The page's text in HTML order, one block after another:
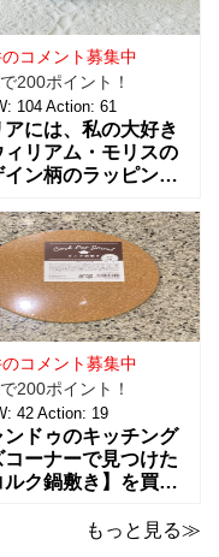
コメント募集中
200ポイント！
104 Action: 61
アには、私の大好き
ィリアム・モリスの
イン柄のラッピング
！【サテンリボンマ
ーピースコレクショ
】もとっても素敵
で、紹介しますね。
ンリボンの材質は、
エステル。サイズ
約幅30㎜ x
コメント募集中
200ポイント！
42 Action: 19
ンドゥのキッチング
コーナーで見つけた
ルク鍋敷き】を買っ
る鍋敷きは木製のも
もっと見る≫